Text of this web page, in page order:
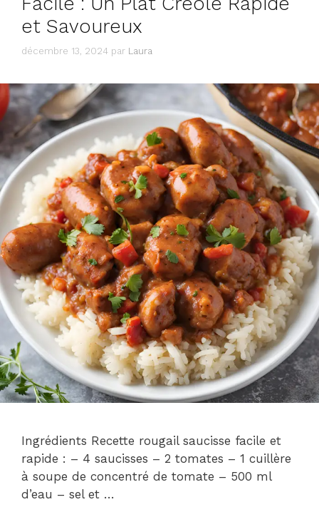
et Savoureux
décembre 13, 2024 par Laura
Ingrédients Recette rougail saucisse facile et
rapide : – 4 saucisses – 2 tomates – 1 cuillère
à soupe de concentré de tomate – 500 ml
d’eau – sel et …